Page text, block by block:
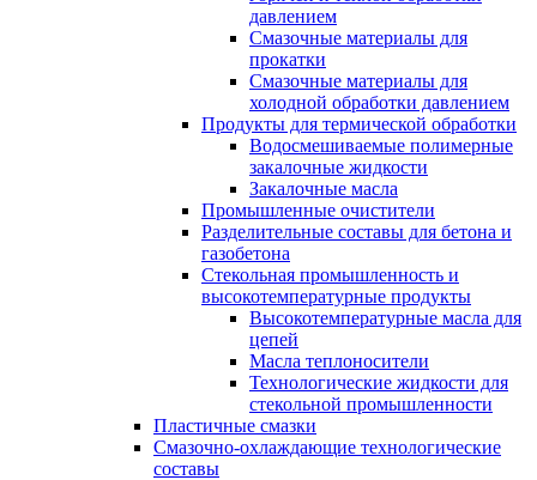
давлением
Смазочные материалы для
прокатки
Смазочные материалы для
холодной обработки давлением
Продукты для термической обработки
Водосмешиваемые полимерные
закалочные жидкости
Закалочные масла
Промышленные очистители
Разделительные составы для бетона и
газобетона
Стекольная промышленность и
высокотемпературные продукты
Высокотемпературные масла для
цепей
Масла теплоносители
Технологические жидкости для
стекольной промышленности
Пластичные смазки
Смазочно-охлаждающие технологические
составы